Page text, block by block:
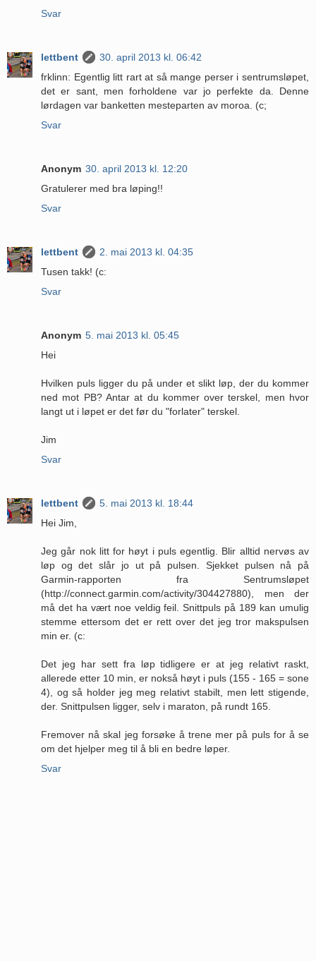
Svar
lettbent
30. april 2013 kl. 06:42
frklinn: Egentlig litt rart at så mange perser i sentrumsløpet,
det er sant, men forholdene var jo perfekte da. Denne
lørdagen var banketten mesteparten av moroa. (c;
Svar
Anonym 30. april 2013 kl. 12:20
Gratulerer med bra løping!!
Svar
lettbent
2. mai 2013 kl. 04:35
Tusen takk! (c:
Svar
Anonym 5. mai 2013 kl. 05:45
Hei
Hvilken puls ligger du på under et slikt løp, der du kommer
ned mot PB? Antar at du kommer over terskel, men hvor
langt ut i løpet er det før du "forlater" terskel.
Jim
Svar
lettbent
5. mai 2013 kl. 18:44
Hei Jim,
Jeg går nok litt for høyt i puls egentlig. Blir alltid nervøs av
løp og det slår jo ut på pulsen. Sjekket pulsen nå på
Garmin-rapporten fra Sentrumsløpet
(http://connect.garmin.com/activity/304427880), men der
må det ha vært noe veldig feil. Snittpuls på 189 kan umulig
stemme ettersom det er rett over det jeg tror makspulsen
min er. (c:
Det jeg har sett fra løp tidligere er at jeg relativt raskt,
allerede etter 10 min, er nokså høyt i puls (155 - 165 = sone
4), og så holder jeg meg relativt stabilt, men lett stigende,
der. Snittpulsen ligger, selv i maraton, på rundt 165.
Fremover nå skal jeg forsøke å trene mer på puls for å se
om det hjelper meg til å bli en bedre løper.
Svar